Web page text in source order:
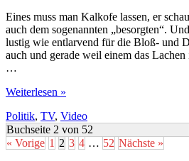
Eines muss man Kalkofe lassen, er
auch dem sogenannten „besorgten“.
lustig wie entlarvend für die Bloß- und
auch und gerade weil einem das
…
Kalkofe
den
Bürgern
Weiterlesen »
Politik, TV, Video
Buchseite 2 von 52
« Vorige 1 2 3 4 … 52 Nächste »